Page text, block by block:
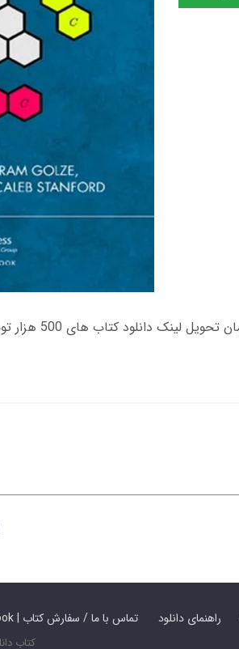
Contact Us / Order Book | تماس با ما / سفارش کتاب راهنمای دانلود
کتاب دانلود: از 1391 تا کنون